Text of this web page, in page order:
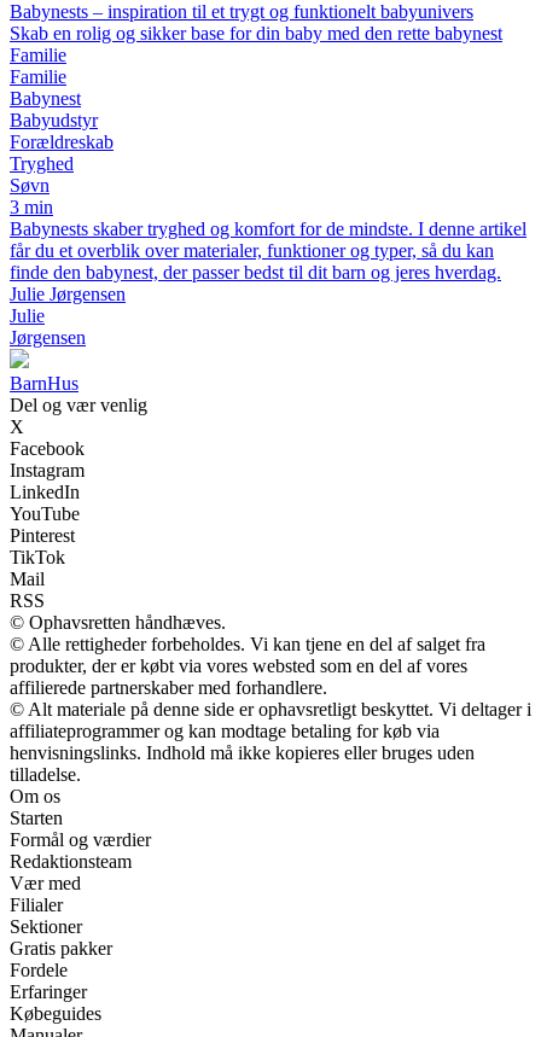
Babynests – inspiration til et trygt og funktionelt babyunivers
Skab en rolig og sikker base for din baby med den rette babynest
Familie
Familie
Babynest
Babyudstyr
Forældreskab
Tryghed
Søvn
3 min
Babynests skaber tryghed og komfort for de mindste. I denne artikel
får du et overblik over materialer, funktioner og typer, så du kan
finde den babynest, der passer bedst til dit barn og jeres hverdag.
Julie Jørgensen
Julie
Jørgensen
BarnHus
Del og vær venlig
X
Facebook
Instagram
LinkedIn
YouTube
Pinterest
TikTok
Mail
RSS
© Ophavsretten håndhæves.
© Alle rettigheder forbeholdes. Vi kan tjene en del af salget fra
produkter, der er købt via vores websted som en del af vores
affilierede partnerskaber med forhandlere.
© Alt materiale på denne side er ophavsretligt beskyttet. Vi deltager i
affiliateprogrammer og kan modtage betaling for køb via
henvisningslinks. Indhold må ikke kopieres eller bruges uden
tilladelse.
Om os
Starten
Formål og værdier
Redaktionsteam
Vær med
Filialer
Sektioner
Gratis pakker
Fordele
Erfaringer
Købeguides